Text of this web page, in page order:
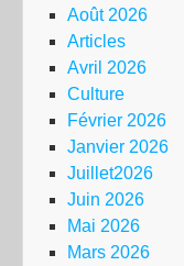
Août 2026
Articles
Avril 2026
Culture
Février 2026
Janvier 2026
Juillet2026
Juin 2026
Mai 2026
Mars 2026